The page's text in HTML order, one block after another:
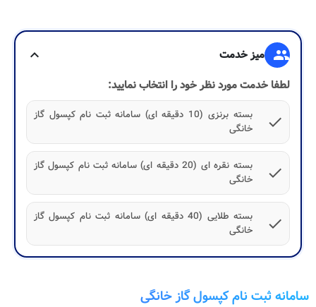
group میز خدمت
expand_more
لطفا خدمت مورد نظر خود را انتخاب نمایید:
check
بسته برنزی (10 دقیقه ای) سامانه ثبت نام کپسول گاز
خانگی
check
بسته نقره ای (20 دقیقه ای) سامانه ثبت نام کپسول گاز
خانگی
check
بسته طلایی (40 دقیقه ای) سامانه ثبت نام کپسول گاز
خانگی
سامانه ثبت نام کپسول گاز خانگی